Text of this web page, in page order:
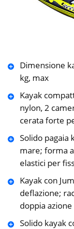
Dimensione
kg, max
Kayak
nylon, 2
cerata forte
Solido pagaia
mare; forma
elastici per
Kayak con
deflazione;
doppia
Solido kayak